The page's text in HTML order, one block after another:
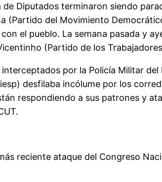
Diputados terminaron siendo
(Partido del Movimiento
el pueblo. La semana pasada y
(Partido de los
por la Policía Militar del
desfilaba incólume por los
respondiendo a sus patrones y
reciente ataque del Congreso